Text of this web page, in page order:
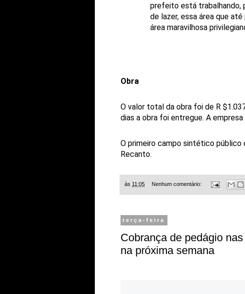
prefeito está trabalhando,
de lazer, essa área que até
área maravilhosa
Obra
O valor total da obra foi de R
dias a obra foi entregue. A
O primeiro campo sintético público
Recanto.
às 11:05 Nenhum comentário:
terça-feira
Cobrança de pedágio
na próxima semana